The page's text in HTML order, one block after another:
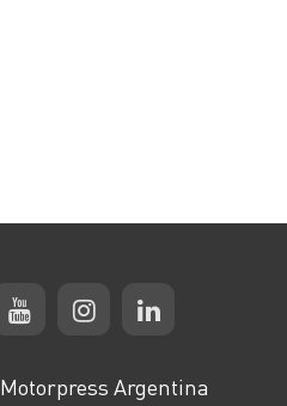
Argentina